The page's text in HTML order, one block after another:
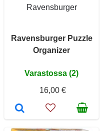
Ravensburger
Ravensburger Puzzle
Organizer
Varastossa (2)
16,00 €